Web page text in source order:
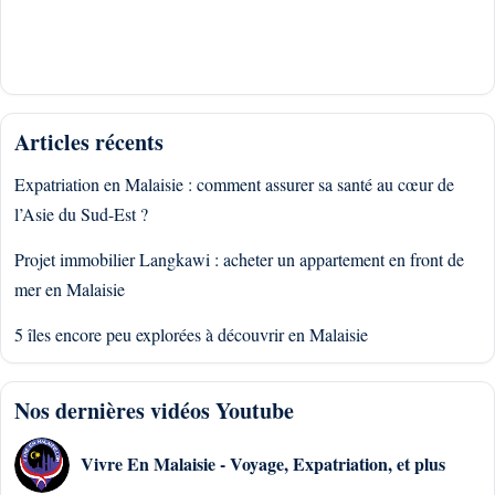
Articles récents
Expatriation en Malaisie : comment assurer sa santé au cœur de
l’Asie du Sud-Est ?
Projet immobilier Langkawi : acheter un appartement en front de
mer en Malaisie
5 îles encore peu explorées à découvrir en Malaisie
Nos dernières vidéos Youtube
Vivre En Malaisie - Voyage, Expatriation, et plus